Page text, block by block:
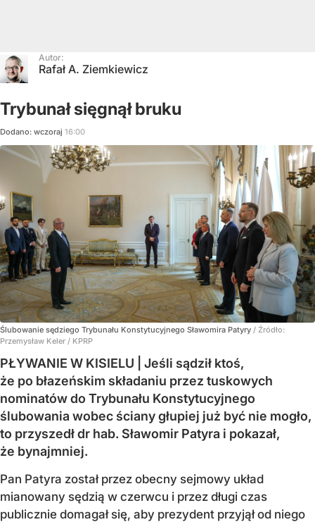
Autor:
Rafał A. Ziemkiewicz
Trybunał sięgnął bruku
Dodano: wczoraj 16:00
Ślubowanie sędziego Trybunału Konstytucyjnego Sławomira Patyry / Źródło:
Przemysław Keler / KPRP
PŁYWANIE W KISIELU | Jeśli sądził ktoś,
że po błazeńskim składaniu przez tuskowych
nominatów do Trybunału Konstytucyjnego
ślubowania wobec ściany głupiej już być nie mogło,
to przyszedł dr hab. Sławomir Patyra i pokazał,
że bynajmniej.
Pan Patyra został przez obecny sejmowy układ
mianowany sędzią w czerwcu i przez długi czas
publicznie domagał się, aby prezydent przyjął od niego